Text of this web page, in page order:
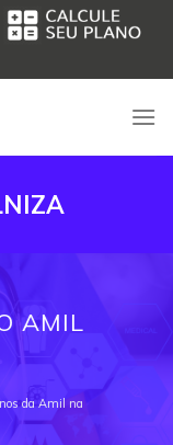
AMIL
da Amil na